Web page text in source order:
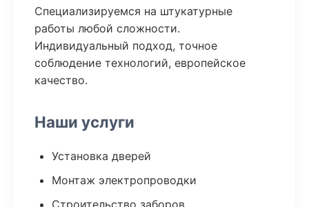
Специализируемся на штукатурные
работы любой сложности.
Индивидуальный подход, точное
соблюдение технологий, европейское
качество.
Наши услуги
Установка дверей
Монтаж электропроводки
Строительство заборов